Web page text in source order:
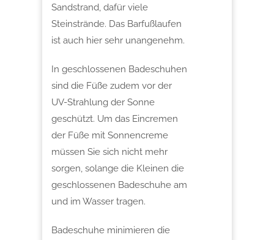
Sandstrand, dafür viele
Steinstrände. Das Barfußlaufen
ist auch hier sehr unangenehm.
In geschlossenen Badeschuhen
sind die Füße zudem vor der
UV-Strahlung der Sonne
geschützt. Um das Eincremen
der Füße mit Sonnencreme
müssen Sie sich nicht mehr
sorgen, solange die Kleinen die
geschlossenen Badeschuhe am
und im Wasser tragen.
Badeschuhe minimieren die